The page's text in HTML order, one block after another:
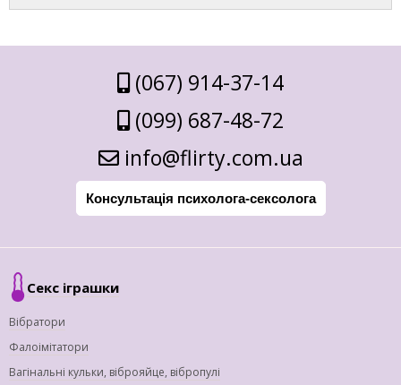
(067) 914-37-14
(099) 687-48-72
info@flirty.com.ua
Консультація психолога-сексолога
Секс іграшки
Вібратори
Фалоімітатори
Вагінальні кульки, віброяйце, вібропулі